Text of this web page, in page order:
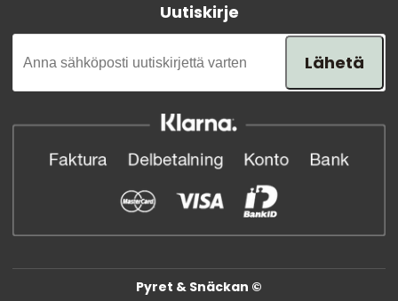
Uutiskirje
Lähetä
Pyret & Snäckan ©